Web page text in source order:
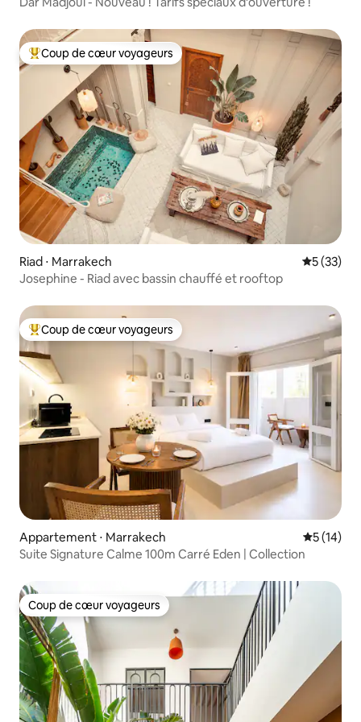
Coups de cœur voyageurs les plus appréciés
Coup de cœur voyageurs
Riad ⋅ Marrakech
5 (33)
Josephine - Riad avec bassin chauffé et rooftop
Coups de cœur voyageurs les plus appréciés
Coup de cœur voyageurs
Appartement ⋅ Marrakech
5 (14)
Suite Signature Calme 100m Carré Eden | Collection
Coup de cœur voyageurs
Coup de cœur voyageurs